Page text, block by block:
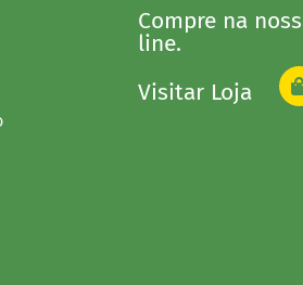
Compre na
line.
Visitar Loja